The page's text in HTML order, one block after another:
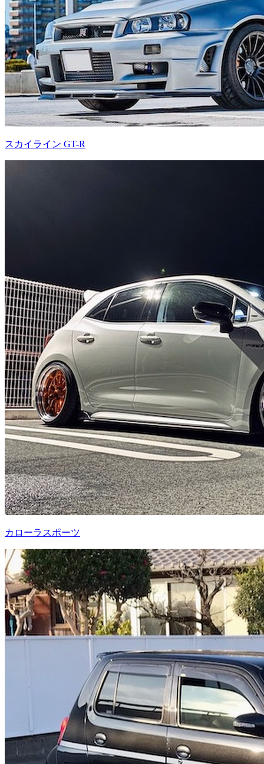
スカイライン GT-R
カローラスポーツ